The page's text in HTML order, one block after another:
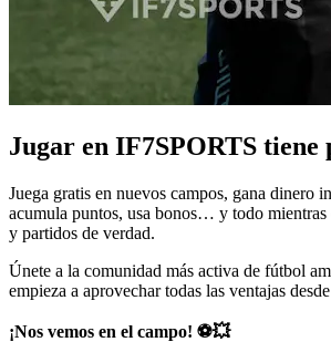
Jugar en IF7SPORTS tiene
Juega gratis en nuevos campos, gana dinero
acumula puntos, usa bonos… y todo
y partidos de verdad.
Únete a la comunidad más activa de fútbol
empieza a aprovechar todas las ventajas
¡Nos vemos en el campo! ⚽💥